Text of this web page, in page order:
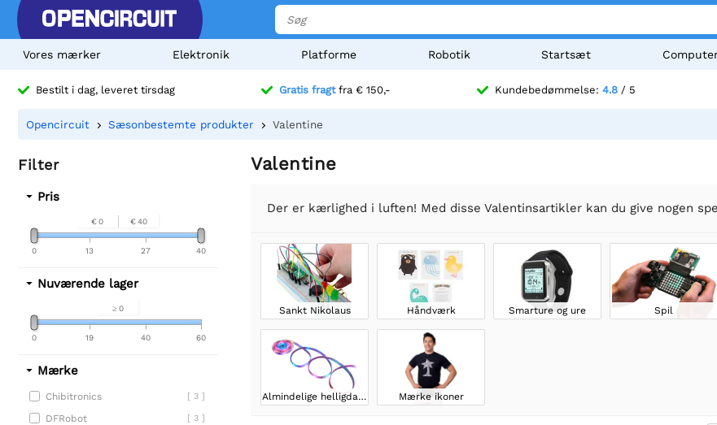
Vores mærker Elektronik Platforme Robotik Startsæt
Bestilt i dag, leveret tirsdag Gratis fragtfra € 150,- Kundebedømmelse: 4.8 / 5
Opencircuit Sæsonbestemte produkter Valentine
Filter
Pris
€ 0 € 40
0 40
13 27
Nuværende lager
≥ 0
0 60
19 40
Mærke
Chibitronics [ 3 ]
DFRobot [ 3 ]
Valentine
Der er kærlighed i luften! Med disse Valentinsartikler kan du give nogen
Sankt Nikolaus Håndværk Smarture og ure Spil
Almindelige helligdage Mærke ikoner